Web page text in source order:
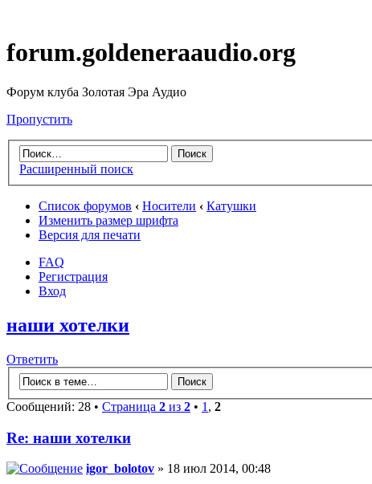
forum.goldeneraaudio.org
Форум клуба Золотая Эра Аудио
Пропустить
Расширенный поиск
Список форумов ‹ Носители ‹ Катушки
Изменить размер шрифта
Версия для печати
FAQ
Регистрация
Вход
наши хотелки
Ответить
Сообщений: 28 • Страница 2 из 2 • 1 , 2
Re: наши хотелки
igor_bolotov » 18 июл 2014, 00:48